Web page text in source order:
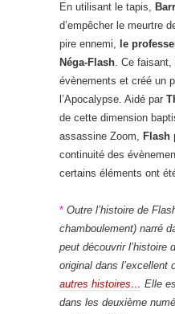
En utilisant le tapis,
d’empêcher le meurtre
pire ennemi, le
Néga-Flash. Ce faisant,
évènements et créé un
l’Apocalypse. Aidé par
de cette dimension
assassine Zoom, Flash
continuité des
certains éléments ont
* Outre l’histoire de
chamboulement) narré
peut découvrir l’histoire
original dans l’excellent
autres histoires… Elle
dans les deuxième